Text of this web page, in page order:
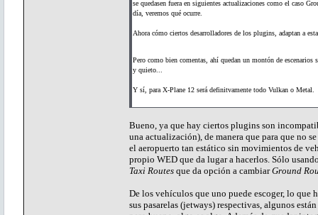
se quedasen fuera en siguientes actualizaciones como el caso
día, veremos qué ocurre.
Ahora cómo ciertos desarrolladores de los plugins, adaptan a
Pero como bien comentas, ahí quedan un montón de
y quieto...
Y sí, para X-Plane 12 será definitvamente todo Vulkan o Metal.
Bueno, ya que hay ciertos plugins son
una actualización), de manera que para que no
el aeropuerto tan estático sin movimientos de
propio WED que da lugar a hacerlos. Sólo
Taxi Routes que da opción a cambiarGround
De los vehículos que uno puede escoger, lo que
sus pasarelas (jetways) respectivas, algunos